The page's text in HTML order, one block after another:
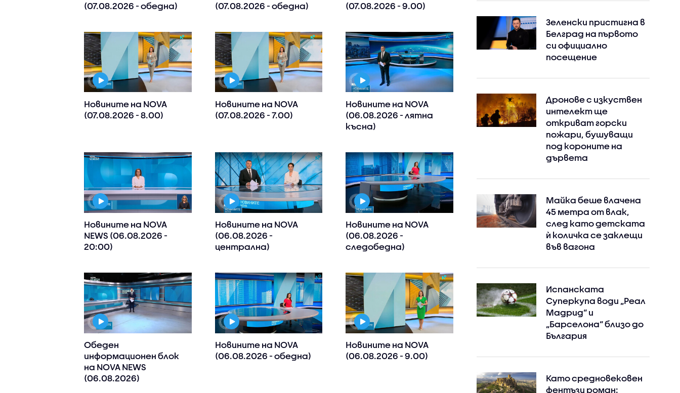
(07.08.2026 - обедна)
(07.08.2026 - обедна)
(07.08.2026 - 9.00)
Новините на NOVA
(07.08.2026 - 8.00)
Новините на NOVA
(07.08.2026 - 7.00)
Новините на NOVA
(06.08.2026 - лятна
късна)
Новините на NOVA
NEWS (06.08.2026 -
20:00)
Новините на NOVA
(06.08.2026 -
централна)
Новините на NOVA
(06.08.2026 -
следобедна)
Обеден
информационен блок
на NOVA NEWS
(06.08.2026)
Новините на NOVA
(06.08.2026 - обедна)
Новините на NOVA
(06.08.2026 - 9.00)
Зеленски пристигна в
Белград на първото
си официално
посещение
Дронове с изкуствен
интелект ще
откриват горски
пожари, бушуващи
под короните на
дървета
Майка беше влачена
45 метра от влак,
след като детската
ѝ количка се заклещи
във вагона
Испанската
Суперкупа води „Реал
Мадрид“ и
„Барселона“ близо до
България
Като средновековен
фентъзи роман: